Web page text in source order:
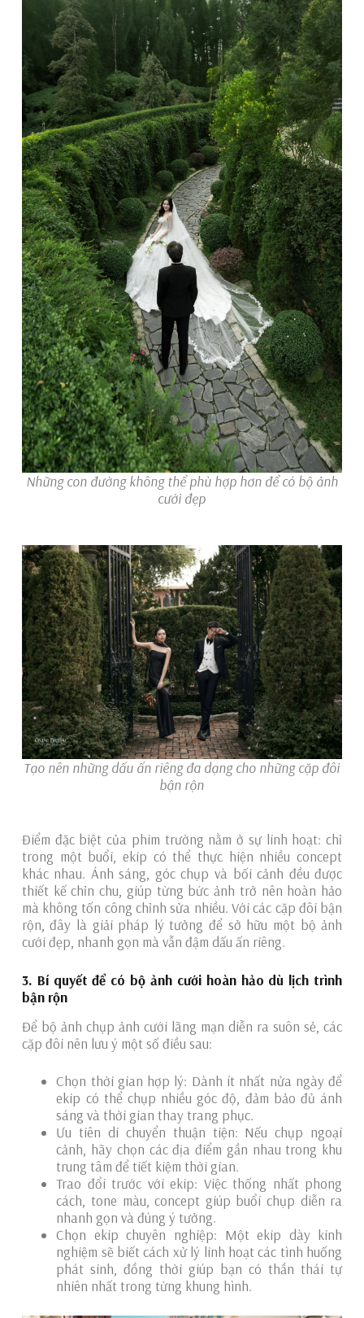
Những con đường không thể phù hợp hơn để có bộ ảnh
cưới đẹp
Tạo nên những dấu ấn riêng đa dạng cho những cặp đôi
bận rộn
Điểm đặc biệt của phim trường nằm ở sự linh hoạt: chỉ
trong một buổi, ekip có thể thực hiện nhiều concept
khác nhau. Ánh sáng, góc chụp và bối cảnh đều được
thiết kế chỉn chu, giúp từng bức ảnh trở nên hoàn hảo
mà không tốn công chỉnh sửa nhiều. Với các cặp đôi bận
rộn, đây là giải pháp lý tưởng để sở hữu một bộ ảnh
cưới đẹp, nhanh gọn mà vẫn đậm dấu ấn riêng.
3. Bí quyết để có bộ ảnh cưới hoàn hảo dù lịch trình
bận rộn
Để bộ ảnh chụp ảnh cưới lãng mạn diễn ra suôn sẻ, các
cặp đôi nên lưu ý một số điều sau:
Chọn thời gian hợp lý: Dành ít nhất nửa ngày để
ekip có thể chụp nhiều góc độ, đảm bảo đủ ánh
sáng và thời gian thay trang phục.
Ưu tiên di chuyển thuận tiện: Nếu chụp ngoại
cảnh, hãy chọn các địa điểm gần nhau trong khu
trung tâm để tiết kiệm thời gian.
Trao đổi trước với ekip: Việc thống nhất phong
cách, tone màu, concept giúp buổi chụp diễn ra
nhanh gọn và đúng ý tưởng.
Chọn ekip chuyên nghiệp: Một ekip dày kinh
nghiệm sẽ biết cách xử lý linh hoạt các tình huống
phát sinh, đồng thời giúp bạn có thần thái tự
nhiên nhất trong từng khung hình.